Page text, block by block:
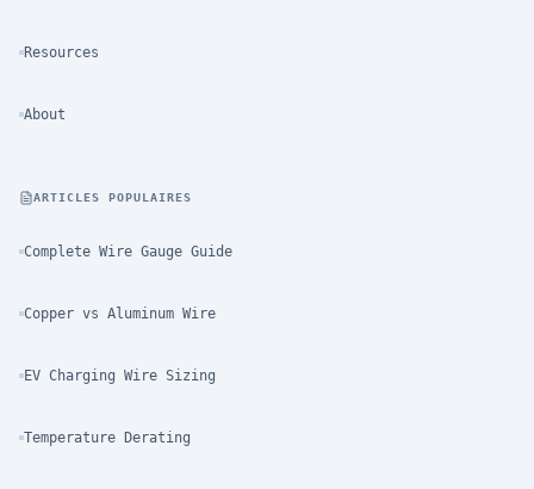
Resources
About
ARTICLES POPULAIRES
Complete Wire Gauge Guide
Copper vs Aluminum Wire
EV Charging Wire Sizing
Temperature Derating